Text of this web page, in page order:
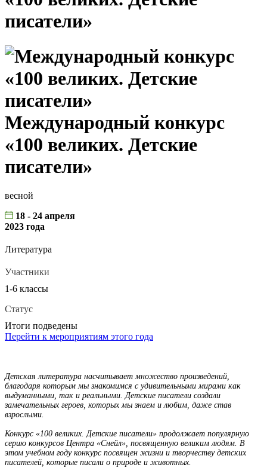
писатели»
Международный конкурс
«100 великих. Детские
писатели»
весной
18 - 24 апреля
2023 года
Литература
Участники
1-6 классы
Статус
Итоги подведены
Перейти к мероприятиям этого года
Детская литература насчитывает множество произведений,
благодаря которым мы знакомимся с удивительными мирами как
выдуманными, так и реальными. Детские писатели создали
замечательных героев, которых мы знаем и любим, даже став
взрослыми.
Конкурс «100 великих. Детские писатели» продолжает популярную
серию конкурсов Центра «Снейл», посвященную великим людям. В
этом учебном году конкурс посвящен жизни и творчеству детских
писателей, которые писали о природе и животных.